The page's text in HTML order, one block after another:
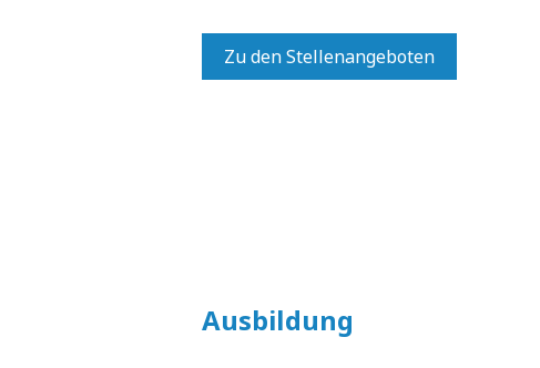
Zu den Stellenangeboten
Ausbildung